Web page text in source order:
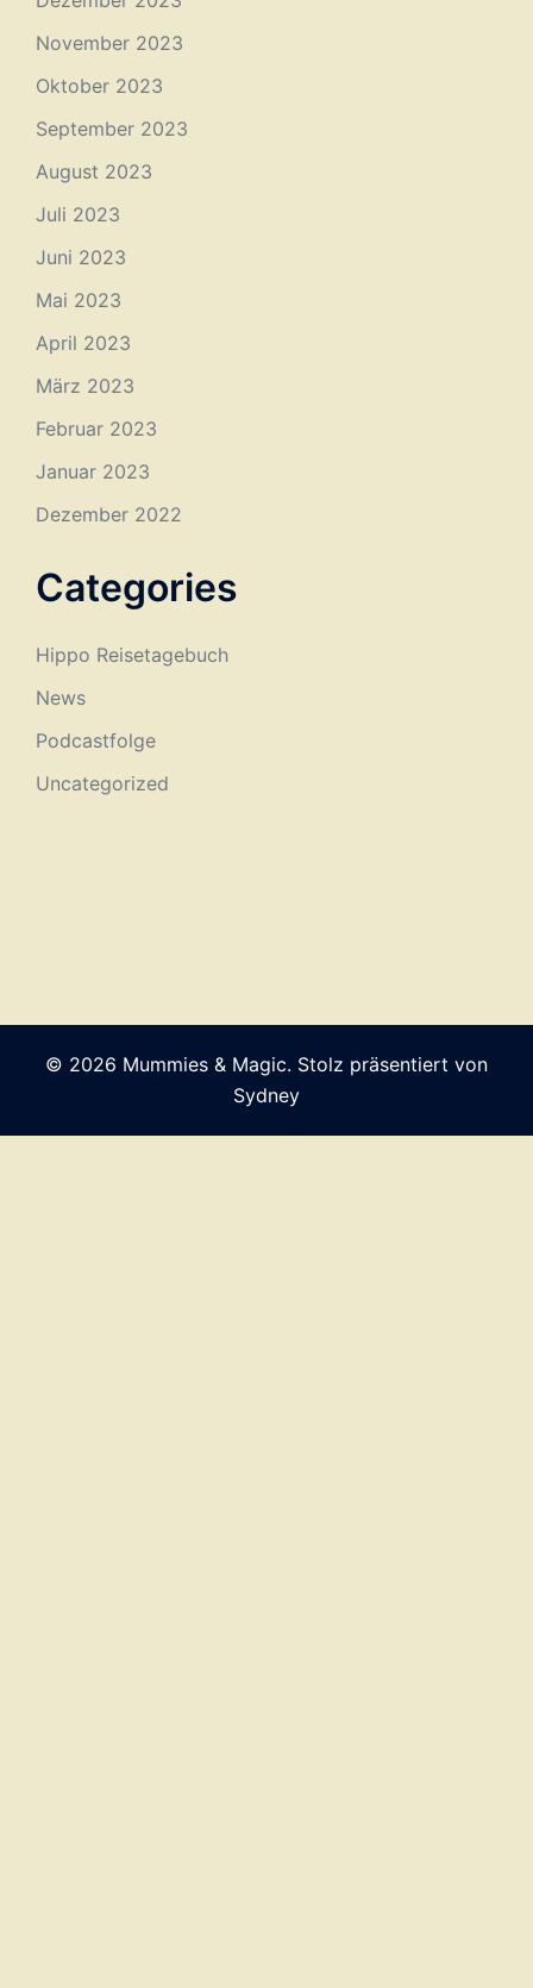
November 2023
Oktober 2023
September 2023
August 2023
Juli 2023
Juni 2023
Mai 2023
April 2023
März 2023
Februar 2023
Januar 2023
Dezember 2022
Categories
Hippo Reisetagebuch
News
Podcastfolge
Uncategorized
© 2026 Mummies & Magic. Stolz präsentiert von
Sydney